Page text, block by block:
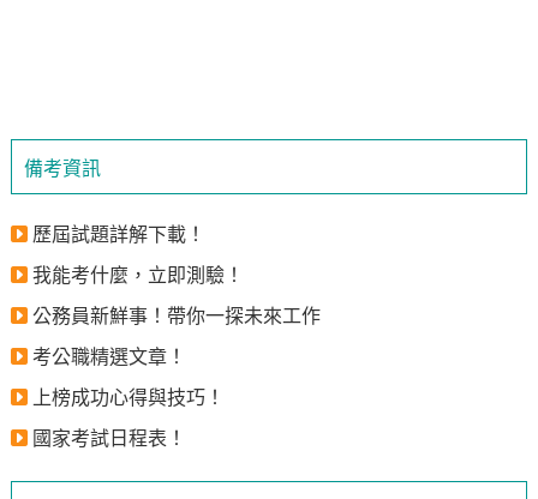
備考資訊
歷屆試題詳解下載！
我能考什麼，立即測驗！
公務員新鮮事！帶你一探未來工作
考公職精選文章！
上榜成功心得與技巧！
國家考試日程表！